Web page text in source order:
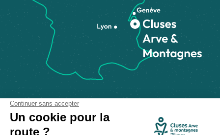
Comment venir ?